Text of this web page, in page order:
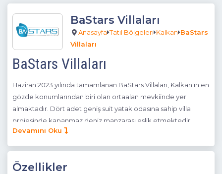
BaStars Villaları
Anasayfa Tatil Bölgeleri Kalkan BaStars
Villaları
BaStars Villaları
Haziran 2023 yılında tamamlanan BaStars Villaları, Kalkan'ın en
gözde konumlarından biri olan ortaalan mevkiinde yer
almaktadır. Dört adet geniş suit yatak odasına sahip villa
projesinde kapanmaz deniz manzarası eşlik etmektedir.
2006'dan bu yana inşaat sektöründe Kalkan ve Fethiye
Devamını Oku
Özellikler